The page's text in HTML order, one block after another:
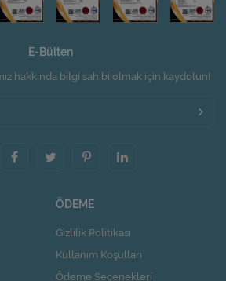
E-Bülten
hakkında bilgi sahibi olmak için kaydolun!
ÖDEME
Gizlilik Politikası
Kullanım Koşulları
Ödeme Seçenekleri